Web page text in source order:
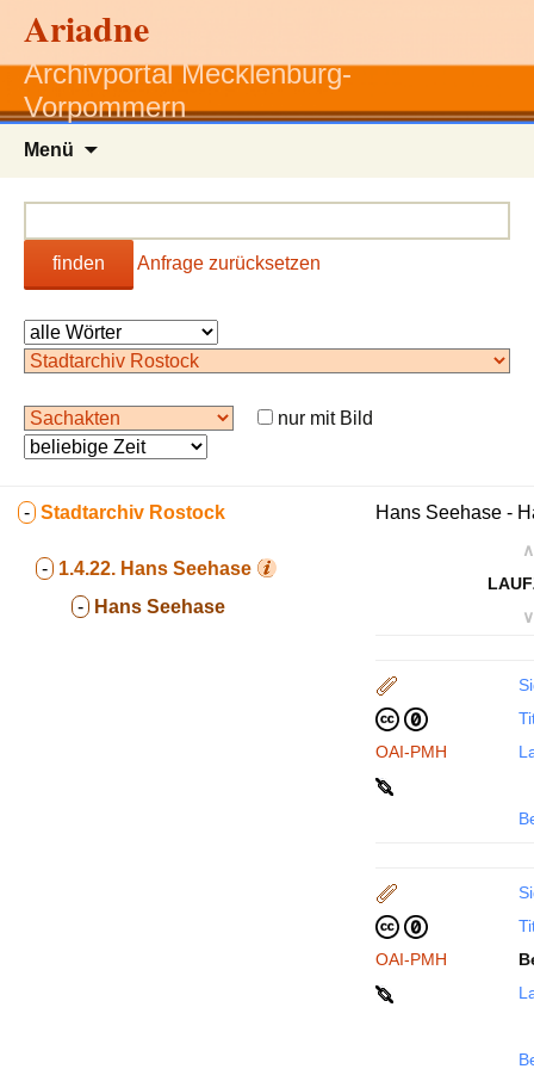
Ariadne
Archivportal Mecklenburg-
Vorpommern
Menü
finden Anfrage zurücksetzen
nur mit Bild
- Stadtarchiv Rostock
- 1.4.22. Hans Seehase
- Hans Seehase
Hans Seehase -
∧
∨
OAI-PMH
OAI-PMH